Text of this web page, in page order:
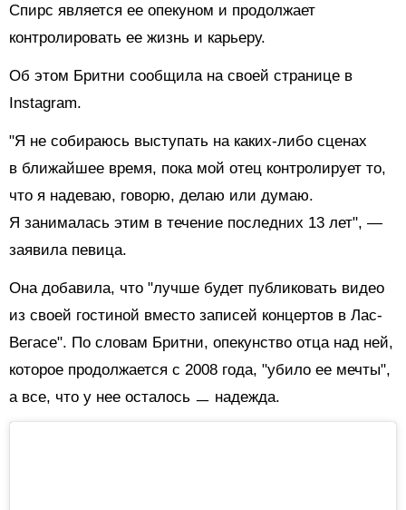
Спирс является ее опекуном и продолжает
контролировать ее жизнь и карьеру.
Об этом Бритни сообщила на своей странице в
Instagram.
"Я не собираюсь выступать на каких-либо сценах
в ближайшее время, пока мой отец контролирует то,
что я надеваю, говорю, делаю или думаю.
Я занималась этим в течение последних 13 лет", —
заявила певица.
Она добавила, что "лучше будет публиковать видео
из своей гостиной вместо записей концертов в Лас-
Вегасе". По словам Бритни, опекунство отца над ней,
которое продолжается с 2008 года, "убило ее мечты",
а все, что у нее осталось ㅡ надежда.